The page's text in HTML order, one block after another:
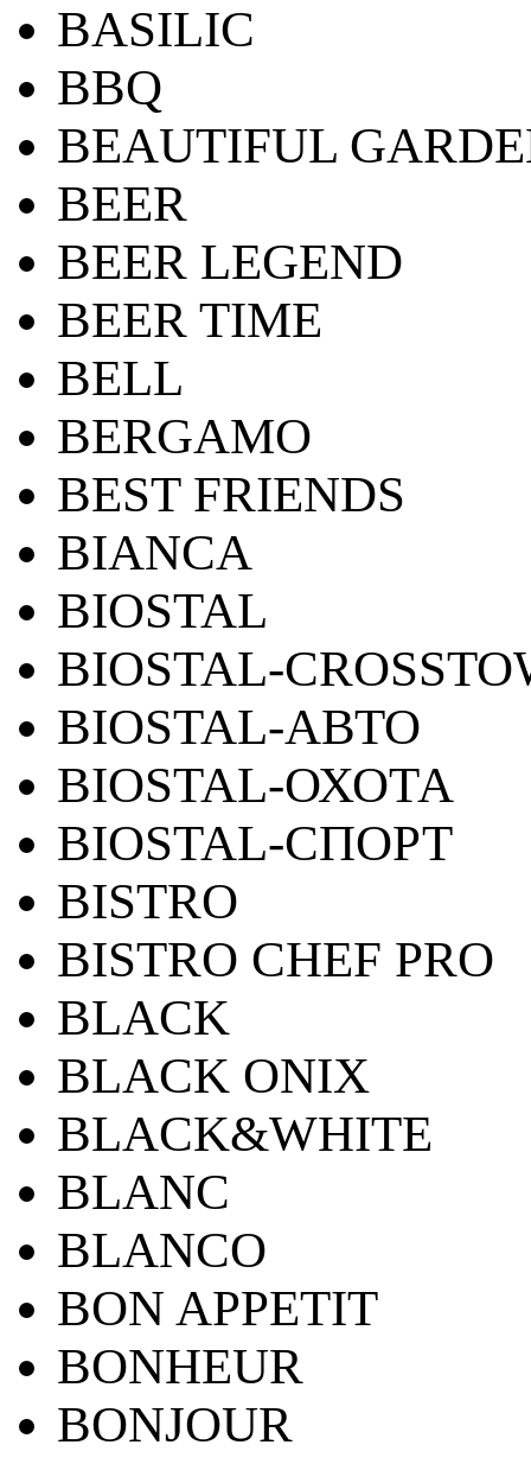
BASILIC
BBQ
BEAUTIFUL
BEER
BEER LEGEND
BEER TIME
BELL
BERGAMO
BEST FRIENDS
BIANCA
BIOSTAL
BIOSTAL-
BIOSTAL-АВТО
BIOSTAL-ОХОТА
BIOSTAL-СПОРТ
BISTRO
BISTRO CHEF PRO
BLACK
BLACK ONIX
BLACK&WHITE
BLANC
BLANCO
BON APPETIT
BONHEUR
BONJOUR